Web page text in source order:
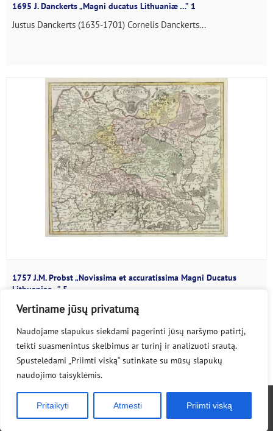
Vertiname jūsų privatumą
Naudojame slapukus siekdami pagerinti jūsų naršymo patirtį,
teikti suasmenintus skelbimus ar turinį ir analizuoti srautą.
Spustelėdami „Priimti viską“ sutinkate su mūsų slapukų
naudojimo taisyklėmis.
Pritaikyti Atmesti Priimti viską
1695 J. Danckerts „Magni ducatus Lithuaniæ …” 1
Justus Danckerts (1635-1701) Cornelis Danckerts...
1757 J.M. Probst „Novissima et accuratissima Magni Ducatus
Lithuaniae…” 5
Johan Michael Probst (1727-1776) Georg...
Privatumo politika